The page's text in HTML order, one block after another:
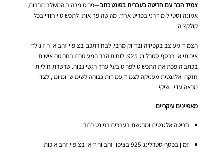
צמיד הבר עם חריטה בעברית בפונט כתב—פריט מרהיב המשלב תרבות,
אמונה וסטייל מודרני בפריט אחד, מה שהופך אותו לתכשיט ייחודי בכל
קולקציה.
הצמיד מעוצב בקפידה ובדיוק מרבי, לבחירתכם בציפוי זהב או רוז גולד
איכותי או בכסף סטרלינג 925. לוחית הבר המעוטרת בחריטה אישית
בכתב הופכת את התכשיט לפריט בעל ערך רגשי גבוה. שרשרת חוליות
חזקה ואלגנטית מעניקה לצמיד עמידות גבוהה לשימוש יומיומי, לצד
מראה עדין ושיקי.
מאפיינים עיקריים
חריטה אלגנטית ומרגשת בעברית בפונט כתב
זמין בכסף סטרלינג 925 בציפוי זהב ורוד או בציפוי זהב איכותי